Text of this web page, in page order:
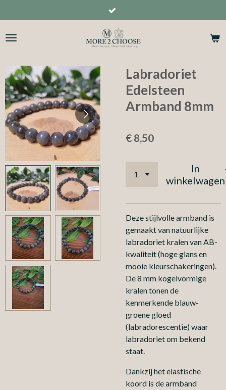
direct
naar
Labradoriet
Edelsteen
Armband 8mm
€ 8,50
In
winkelwagen
Deze stijlvolle armband is
gemaakt van natuurlijke
labradoriet kralen van AB-
kwaliteit (hoge glans en
mooie kleurschakeringen).
De 8 mm kogelvormige
kralen tonen de
kenmerkende blauw-
groene gloed
(labradorescentie) waar
labradoriet om bekend
staat.
Dankzij het elastische
koord is de armband